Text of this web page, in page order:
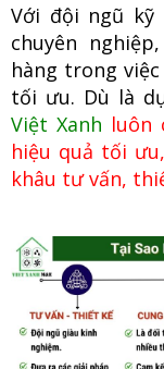
Với đội ngũ kỹ
chuyên
hàng trong
tối ưu. Dù là
Việt Xanh luôn
hiệu quả tối
khâu tư vấn,